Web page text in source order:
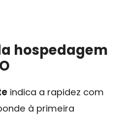
hospedagem
indica a rapidez com
à primeira